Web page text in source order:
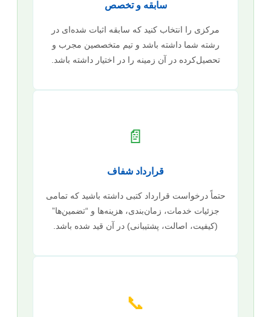
سابقه و تخصص
مرکزی را انتخاب کنید که سابقه اثبات شده‌ای در
رشته شما داشته باشد و تیم متخصصین مجرب و
تحصیل‌کرده در آن زمینه را در اختیار داشته باشد.
📄
قرارداد شفاف
حتماً درخواست قرارداد کتبی داشته باشید که تمامی
جزئیات خدمات، زمان‌بندی، هزینه‌ها و “تضمین‌ها”
(کیفیت، اصالت، پشتیبانی) در آن قید شده باشد.
📞